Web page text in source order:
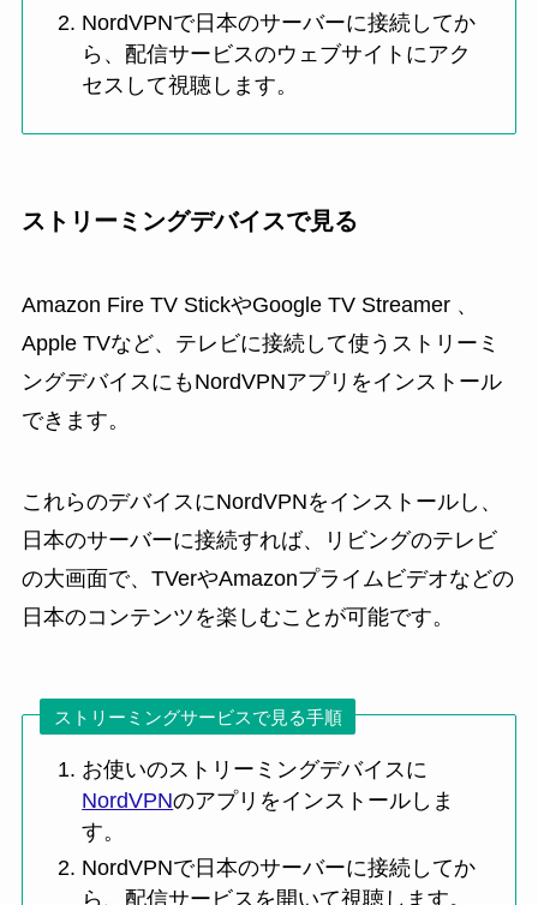
NordVPNで日本のサーバーに接続してか
ら、配信サービスのウェブサイトにアク
セスして視聴します。
ストリーミングデバイスで見る
Amazon Fire TV StickやGoogle TV Streamer 、
Apple TVなど、テレビに接続して使うストリーミ
ングデバイスにもNordVPNアプリをインストール
できます。
これらのデバイスにNordVPNをインストールし、
日本のサーバーに接続すれば、リビングのテレビ
の大画面で、TVerやAmazonプライムビデオなどの
日本のコンテンツを楽しむことが可能です。
ストリーミングサービスで見る手順
お使いのストリーミングデバイスに
NordVPNのアプリをインストールしま
す。
NordVPNで日本のサーバーに接続してか
ら、配信サービスを開いて視聴します。